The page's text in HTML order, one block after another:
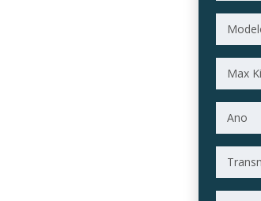
Max
Ano